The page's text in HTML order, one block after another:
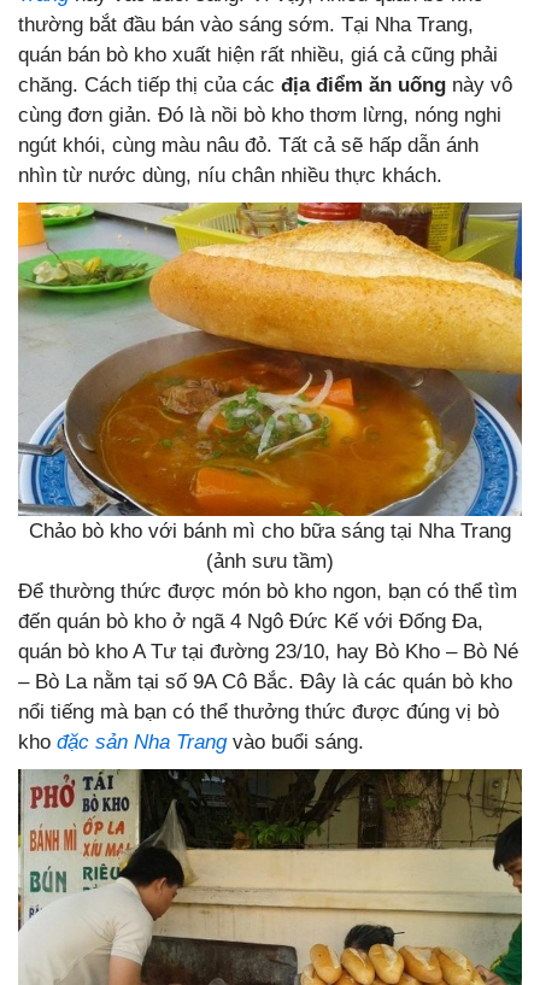
thường bắt đầu bán vào sáng sớm. Tại Nha Trang,
quán bán bò kho xuất hiện rất nhiều, giá cả cũng phải
chăng. Cách tiếp thị của các địa điểm ăn uống này vô
cùng đơn giản. Đó là nồi bò kho thơm lừng, nóng nghi
ngút khói, cùng màu nâu đỏ. Tất cả sẽ hấp dẫn ánh
nhìn từ nước dùng, níu chân nhiều thực khách.
Chảo bò kho với bánh mì cho bữa sáng tại Nha Trang
(ảnh sưu tầm)
Để thường thức được món bò kho ngon, bạn có thể tìm
đến quán bò kho ở ngã 4 Ngô Đức Kế với Đống Đa,
quán bò kho A Tư tại đường 23/10, hay Bò Kho – Bò Né
– Bò La nằm tại số 9A Cô Bắc. Đây là các quán bò kho
nổi tiếng mà bạn có thể thưởng thức được đúng vị bò
kho đặc sản Nha Trangvào buổi sáng.